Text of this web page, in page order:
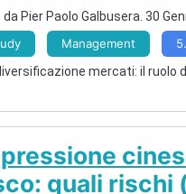
da Pier Paolo Galbusera. 30
Management
mercati: il ruolo
quali rischi